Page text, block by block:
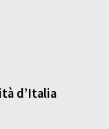
d’Italia